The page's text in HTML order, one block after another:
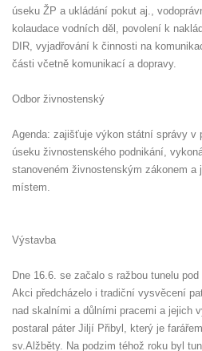
úseku ŽP a ukládání pokut aj.,
kolaudace vodních děl, povolení k
DIR, vyjadřování k činnosti na
části včetně komunikací a dopravy.
Odbor živnostenský
Agenda: zajišťuje výkon státní správy v
úseku živnostenského podnikání,
stanoveném živnostenským zákonem a
místem.
Výstavba
Dne 16.6. se začalo s ražbou tunelu
Akci předcházelo i tradiční vysvěcení
nad skalními a důlními pracemi a jejich
postaral páter Jiljí Přibyl, který je
sv.Alžběty. Na podzim téhož roku byl